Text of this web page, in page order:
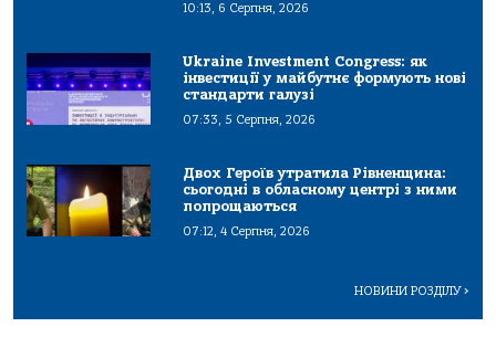
10:13, 6 Серпня, 2026
Ukraine Investment Congress: як
інвестиції у майбутнє формують нові
стандарти галузі
07:33, 5 Серпня, 2026
Двох Героїв утратила Рівненщина:
сьогодні в обласному центрі з ними
попрощаються
07:12, 4 Серпня, 2026
НОВИНИ РОЗДІЛУ>